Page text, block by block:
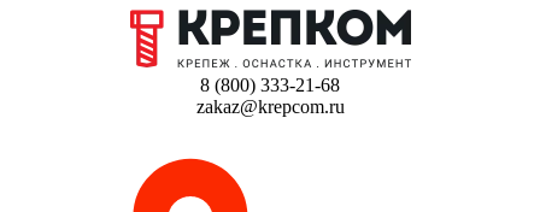
8 (800) 333-21-68
zakaz@krepcom.ru